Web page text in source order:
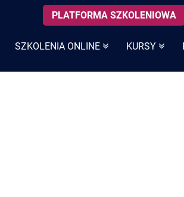
SZKOLENIA ONLINE KURSY
PLATFORMA SZKOLENIOWA